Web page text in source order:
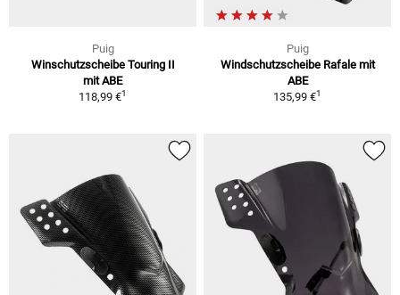
Puig
Winschutzscheibe Touring II
mit ABE
118,99 €1
Puig
Windschutzscheibe Rafale mit
ABE
135,99 €1